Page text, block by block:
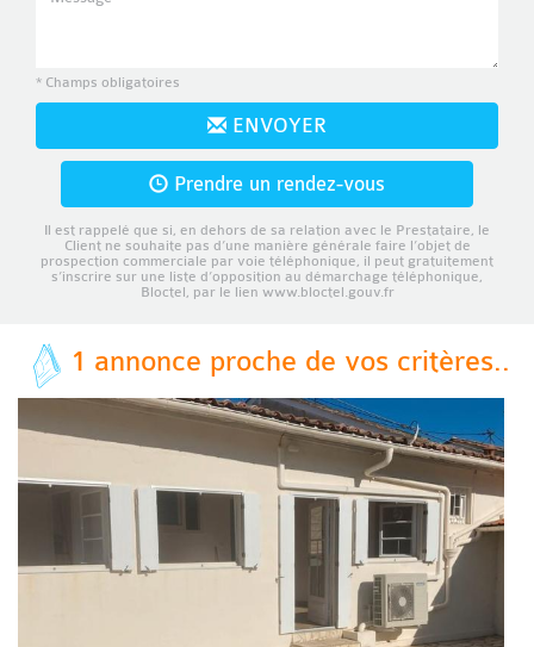
* Champs obligatoires
ENVOYER
Prendre un rendez-vous
Il est rappelé que si, en dehors de sa relation avec le Prestataire, le
Client ne souhaite pas d’une manière générale faire l’objet de
prospection commerciale par voie téléphonique, il peut gratuitement
s’inscrire sur une liste d’opposition au démarchage téléphonique,
Bloctel, par le lien www.bloctel.gouv.fr
1 annonce proche de vos critères..